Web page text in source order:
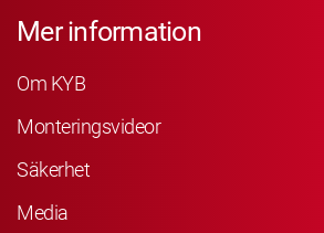
Mer information
Om KYB
Monteringsvideor
Säkerhet
Media